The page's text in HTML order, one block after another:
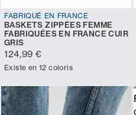
FABRIQUÉ EN FRANCE
BASKETS ZIPPÉES FEMME
FABRIQUÉES EN FRANCE CUIR
GRIS
124,99 €
Existe en 12 coloris